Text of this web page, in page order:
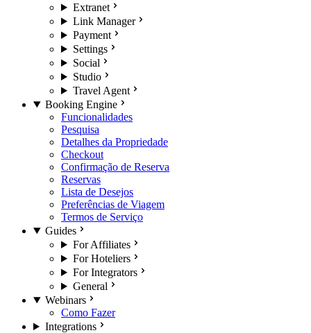
Extranet
Link Manager
Payment
Settings
Social
Studio
Travel Agent
Booking Engine
Funcionalidades
Pesquisa
Detalhes da Propriedade
Checkout
Confirmação de Reserva
Reservas
Lista de Desejos
Preferências de Viagem
Termos de Serviço
Guides
For Affiliates
For Hoteliers
For Integrators
General
Webinars
Como Fazer
Integrations